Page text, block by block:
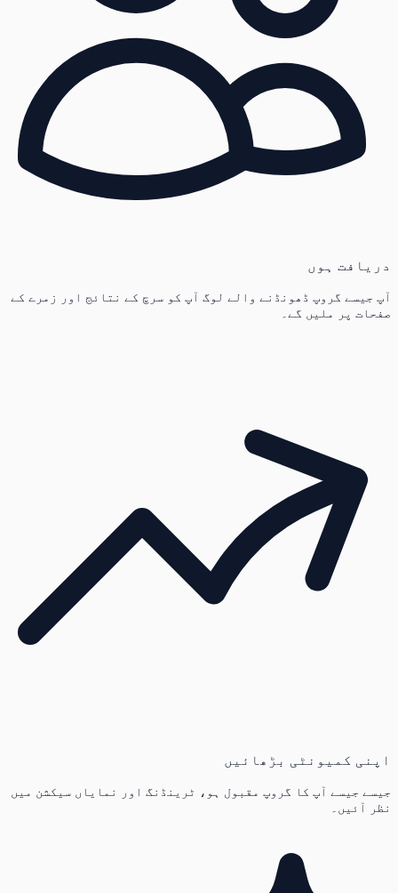
دریافت ہوں
آپ جیسے گروپ ڈھونڈنے والے لوگ آپ کو سرچ کے نتائج اور زمرے کے
صفحات پر ملیں گے۔
اپنی کمیونٹی بڑھائیں
جیسے جیسے آپ کا گروپ مقبول ہو، ٹرینڈنگ اور نمایاں سیکشن میں
نظر آئیں۔